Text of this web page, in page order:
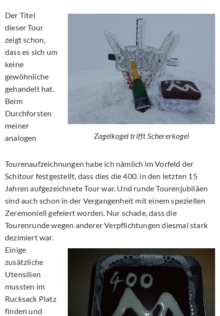
Zagelkogel trifft Schererkogel
Der Titel
dieser Tour
zeigt schon,
dass es sich um
keine
gewöhnliche
gehandelt hat.
Beim
Durchforsten
meiner
analogen
Tourenaufzeichnungen habe ich nämlich im Vorfeld der
Schitour festgestellt, dass dies die 400. in den letzten 15
Jahren aufgezeichnete Tour war. Und runde Tourenjubiläen
sind auch schon in der Vergangenheit mit einem speziellen
Zeremoniell gefeiert worden. Nur schade, dass die
Tourenrunde wegen anderer Verpflichtungen diesmal stark
dezimiert war.
Einige
zusätzliche
Utensilien
mussten im
Rucksack Platz
finden und